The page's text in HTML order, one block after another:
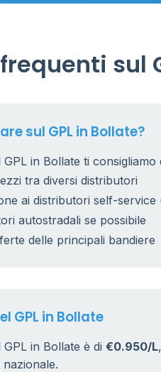
sul
sul GPL in Bollate?
in Bollate ti consigliamo
tra diversi distributori
ai distributori self-service
autostradali se possibile
delle principali bandiere
GPL in Bollate
in Bollate è di €0.950/L